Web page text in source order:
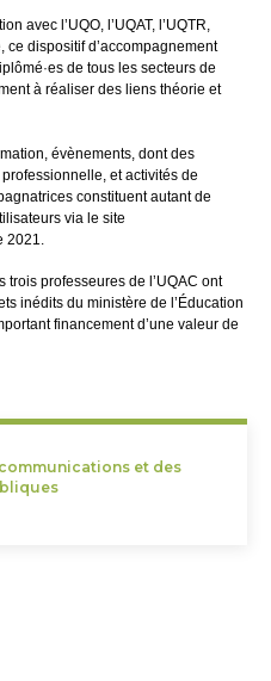
avec l’UQO, l’UQAT, l’UQTR,
ce dispositif d’accompagnement
de tous les secteurs de
à réaliser des liens théorie et
évènements, dont des
et activités de
constituent autant de
via le site
trois professeures de l’UQAC ont
inédits du ministère de l’Éducation
financement d’une valeur de
et des